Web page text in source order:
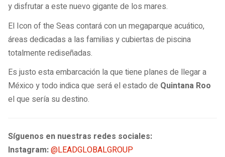
y disfrutar a este nuevo gigante de los mares.
El Icon of the Seas contará con un megaparque acuático,
áreas dedicadas a las familias y cubiertas de piscina
totalmente rediseñadas.
Es justo esta embarcación la que tiene planes de llegar a
México y todo indica que será el estado de Quintana Roo
el que sería su destino.
Síguenos en nuestras redes sociales:
Instagram:@LEADGLOBALGROUP